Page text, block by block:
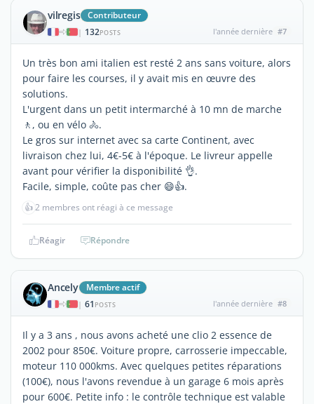
vilregis Contributeur
| 132POSTS l'année dernière #7
Un très bon ami italien est resté 2 ans sans voiture, alors
pour faire les courses, il y avait mis en œuvre des
solutions.
L'urgent dans un petit intermarché à 10 mn de marche
🚶, ou en vélo 🚴.
Le gros sur internet avec sa carte Continent, avec
livraison chez lui, 4€-5€ à l'époque. Le livreur appelle
avant pour vérifier la disponibilité 👌.
Facile, simple, coûte pas cher 😄👍.
👍2 membres ont réagi à ce message
Réagir Répondre
Ancely Membre actif
| 61 POSTS l'année dernière #8
Il y a 3 ans , nous avons acheté une clio 2 essence de
2002 pour 850€. Voiture propre, carrosserie impeccable,
moteur 110 000kms. Avec quelques petites réparations
(100€), nous l'avons revendue à un garage 6 mois après
pour 600€. Petite info : le contrôle technique est valable